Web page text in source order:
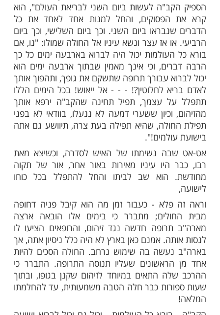
של ה"חזון אי"ש" נקש יהודי שפוף בעל
ביושבו מול ה"חזון איש" סיפר מתוך אנחות
לפני ימים אחדים לא חש בטוב, וכשהמנוחה
פנה אל הרופא, שהפנה אותו לסדרת
חולים. משהתקבלו תוצאות הבדיקות, הודיעו
כי זיהום קשה התגלה בגופו, ונותרו לו רק
לחיות... תוך כדי כך פרץ האיש בבכי נסער,
שכמעט חנק את נשימתו. 4 ימים בלבד! בביתו אשה
ואין מה לעשות! כך אמרו הרופאים במפורש...
ה"חזון איש" במבט מלטף, נטל מהמדף חומש
והחל מדפדף בו מתחילתו, כשהוא קורא בו
"הנה תראה מה ברא השי"ת ביום הראשון",
את בריאת העולם ביום הראשון, "ותראה מה
לעשות ביום השני לבריאת העולם", הוא
והחל למנות אחד לאחד את כל
ביום השני. וכך ביום השלישי, וכך ביום
אז עצר ונשא עיניו אל החולה שמולו: "נו, אם
יכול היה לברוא בארבעה ימים כל כך
וכי אינך מאמין שבתוך ארבעה ימים הוא
עבורך תרופה שתשקם את גופך, ותהפוך אותך
לחלוטין?! - - - אל ייאוש! בכל הימים הללו